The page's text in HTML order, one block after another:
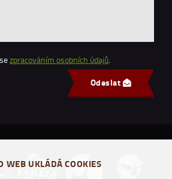
zpracováním osobních údajů.
Odeslat
WEB UKLÁDÁ COOKIES